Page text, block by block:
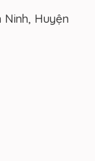
Ninh, Huyện